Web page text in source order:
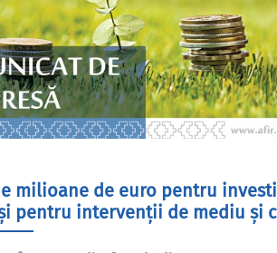
milioane de euro pentru
pentru intervenții de mediu și